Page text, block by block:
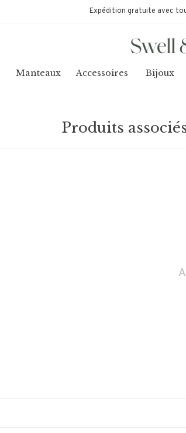
Expédition gratuite avec
Manteaux Accessoires Bijoux
Produits